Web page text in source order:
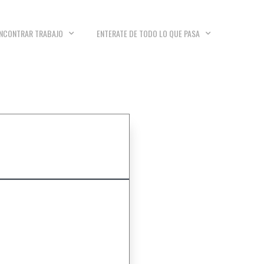
TRABAJO ENTERATE DE TODO LO QUE PASA